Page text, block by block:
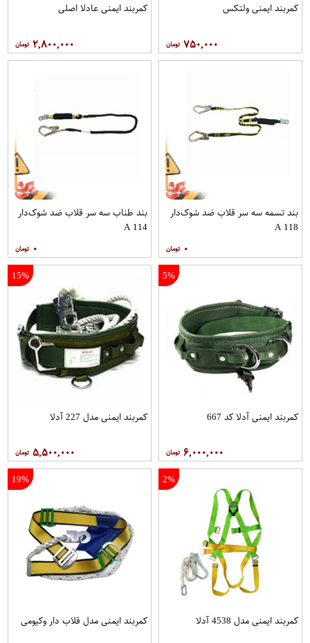
کمربند ایمنی ولتکس
۷۵۰,۰۰۰
کمربند ایمنی عادلا اصلی
۲,۸۰۰,۰۰۰
بند تسمه سه سر قلاب ضد شوک‌دار
A 118
۰
بند طناب سه سر قلاب ضد شوک‌دار
A 114
۰
5%
کمربند ایمنی آدلا کد 667
۶,۰۰۰,۰۰۰
15%
کمربند ایمنی مدل 227 آدلا
۵,۵۰۰,۰۰۰
2%
کمربند ایمنی مدل 4538 آدلا
19%
کمربند ایمنی مدل قلاب دار وکیومی